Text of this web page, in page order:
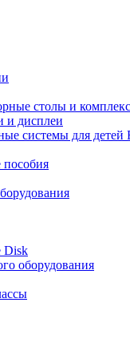
столы и
и дисплеи
системы для детей
Disk
оборудования